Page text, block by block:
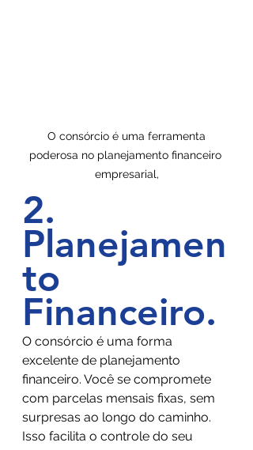
poderosa no planejamento financeiro
empresarial,
2.
Planejamen
to
Financeiro.
O consórcio é uma forma
excelente de planejamento
financeiro. Você se compromete
com parcelas mensais fixas, sem
surpresas ao longo do caminho.
Isso facilita o controle do seu